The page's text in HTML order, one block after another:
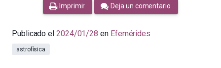
Imprimir Deja un comentario
Publicado el 2024/01/28 en Efemérides
astrofísica